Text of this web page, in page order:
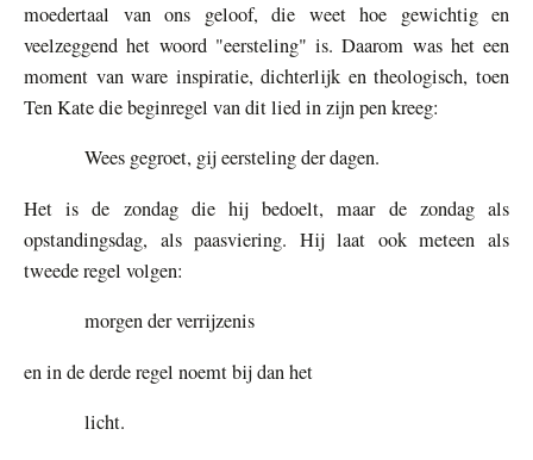
moedertaal van ons geloof, die weet hoe gewichtig en
veelzeggend het woord "eersteling" is. Daarom was het een
moment van ware inspiratie, dichterlijk en theologisch, toen
Ten Kate die beginregel van dit lied in zijn pen kreeg:
Wees gegroet, gij eersteling der dagen.
Het is de zondag die hij bedoelt, maar de zondag als
opstandingsdag, als paasviering. Hij laat ook meteen als
tweede regel volgen:
morgen der verrijzenis
en in de derde regel noemt bij dan het
licht.